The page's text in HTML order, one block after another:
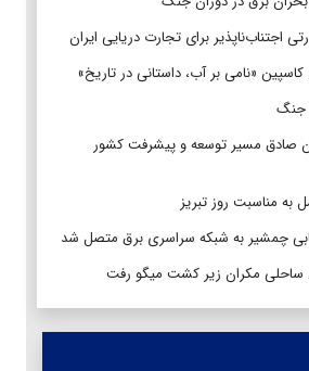
اجتناب‌ناپذیر برای تجارت دریایی ایران
کاسپین «نامی بر آب، داستانی در تاریخ»
جنگ
صادق مسیر توسعه و پیشرفت کشور
به مناسبت روز تبریز
چمشیر به شبکه سراسری برق متصل شد